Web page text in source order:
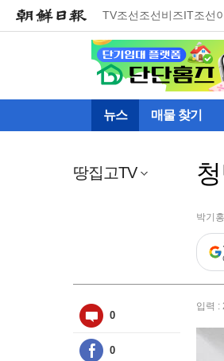
TV조선조선비즈IT조선
뉴스 매물 찾기
땅집고TV
박기
0
0
입력 :